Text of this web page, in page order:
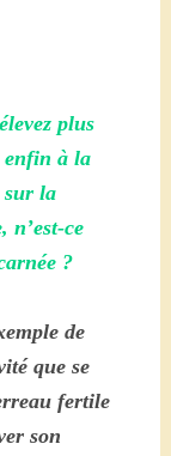
plus
enfin à la
sur la
n’est-ce
?
de
que se
fertile
son